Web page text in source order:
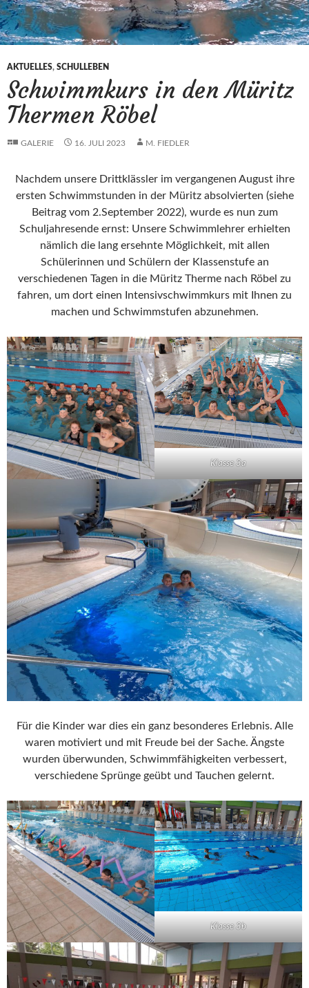
AKTUELLES, SCHULLEBEN
Schwimmkurs in den Müritz
Thermen Röbel
GALERIE 16. JULI 2023 M. FIEDLER
Nachdem unsere Drittklässler im vergangenen August ihre
ersten Schwimmstunden in der Müritz absolvierten (siehe
Beitrag vom 2.September 2022), wurde es nun zum
Schuljahresende ernst: Unsere Schwimmlehrer erhielten
nämlich die lang ersehnte Möglichkeit, mit allen
Schülerinnen und Schülern der Klassenstufe an
verschiedenen Tagen in die Müritz Therme nach Röbel zu
fahren, um dort einen Intensivschwimmkurs mit Ihnen zu
machen und Schwimmstufen abzunehmen.
Klasse 3a
Für die Kinder war dies ein ganz besonderes Erlebnis. Alle
waren motiviert und mit Freude bei der Sache. Ängste
wurden überwunden, Schwimmfähigkeiten verbessert,
verschiedene Sprünge geübt und Tauchen gelernt.
Klasse 3b